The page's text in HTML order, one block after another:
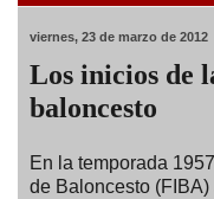
viernes, 23 de marzo de 2012
Los inicios de
baloncesto
En la temporada
de Baloncesto